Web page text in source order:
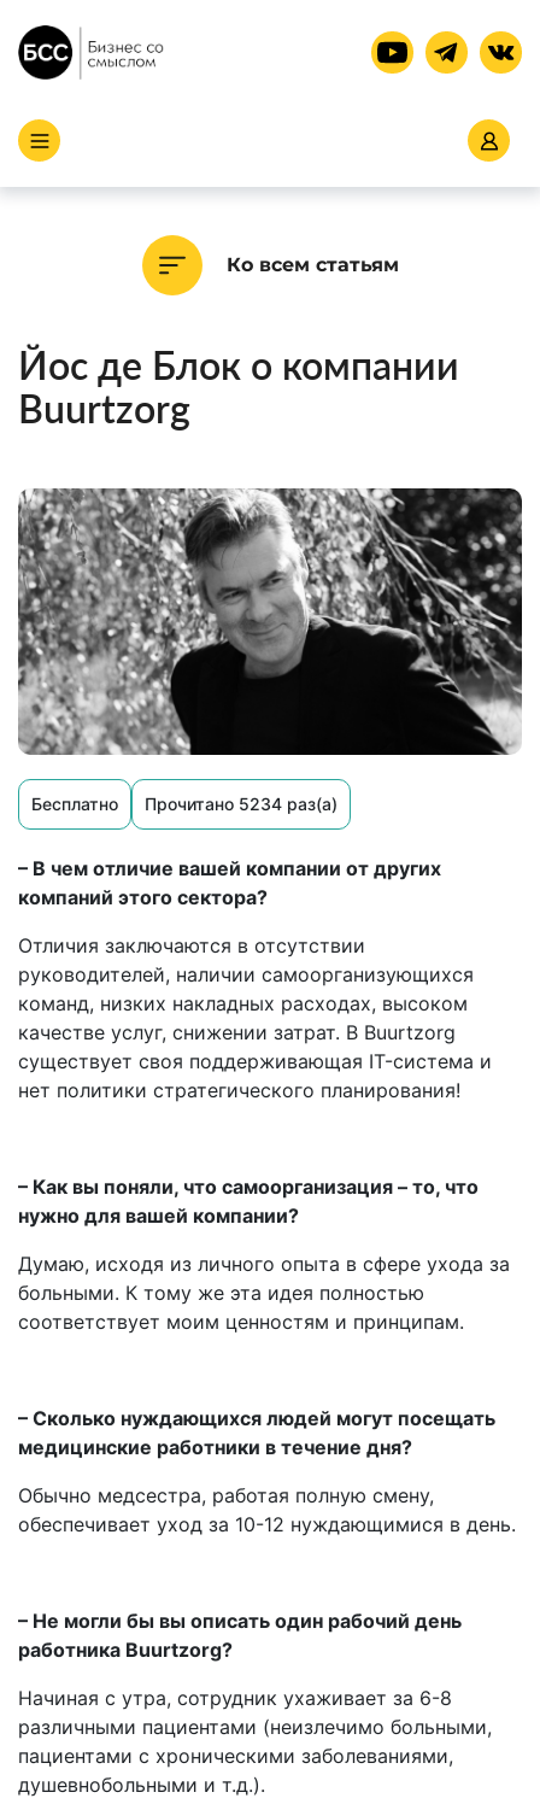
Ко всем статьям
Йос де Блок о компании
Buurtzorg
Бесплатно Прочитано 5234 раз(а)
– В чем отличие вашей компании от других
компаний этого сектора?
Отличия заключаются в отсутствии
руководителей, наличии самоорганизующихся
команд, низких накладных расходах, высоком
качестве услуг, снижении затрат. В Buurtzorg
существует своя поддерживающая IT-система и
нет политики стратегического планирования!
– Как вы поняли, что самоорганизация – то, что
нужно для вашей компании?
Думаю, исходя из личного опыта в сфере ухода за
больными. К тому же эта идея полностью
соответствует моим ценностям и принципам.
– Сколько нуждающихся людей могут посещать
медицинские работники в течение дня?
Обычно медсестра, работая полную смену,
обеспечивает уход за 10-12 нуждающимися в день.
– Не могли бы вы описать один рабочий день
работника Buurtzorg?
Начиная с утра, сотрудник ухаживает за 6-8
различными пациентами (неизлечимо больными,
пациентами с хроническими заболеваниями,
душевнобольными и т.д.).